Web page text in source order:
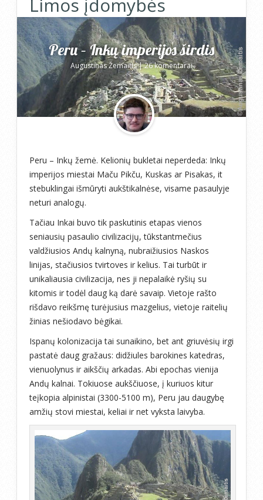
Peru – Inkų imperijos širdis
Augustinas Žemaitis|26 komentarai
Peru – Inkų žemė. Kelionių bukletai neperdeda: Inkų
imperijos miestai Maču Pikču, Kuskas ar Pisakas, it
stebuklingai išmūryti aukštikalnėse, visame pasaulyje
neturi analogų.
Tačiau Inkai buvo tik paskutinis etapas vienos
seniausių pasaulio civilizacijų, tūkstantmečius
valdžiusios Andų kalnyną, nubraižiusios Naskos
linijas, stačiusios tvirtoves ir kelius. Tai turbūt ir
unikaliausia civilizacija, nes ji nepalaikė ryšių su
kitomis ir todėl daug ką darė savaip. Vietoje rašto
rišdavo reikšmę turėjusius mazgelius, vietoje raitelių
žinias nešiodavo bėgikai.
Ispanų kolonizacija tai sunaikino, bet ant griuvėsių irgi
pastatė daug gražaus: didžiules barokines katedras,
vienuolynus ir aikščių arkadas. Abi epochas vienija
Andų kalnai. Tokiuose aukščiuose, į kuriuos kitur
teįkopia alpinistai (3300-5100 m), Peru jau daugybę
amžių stovi miestai, keliai ir net vyksta laivyba.